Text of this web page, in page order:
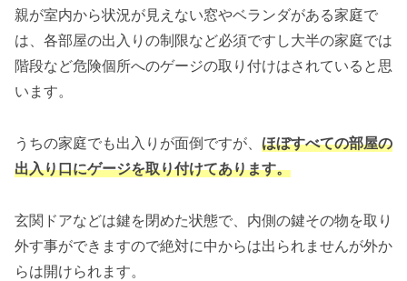
親が室内から状況が見えない窓やベランダがある家庭で
は、各部屋の出入りの制限など必須ですし大半の家庭では
階段など危険個所へのゲージの取り付けはされていると思
います。
うちの家庭でも出入りが面倒ですが、 ほぼすべての部屋の
出入り口にゲージを取り付けてあります。
玄関ドアなどは鍵を閉めた状態で、内側の鍵その物を取り
外す事ができますので絶対に中からは出られませんが外か
らは開けられます。